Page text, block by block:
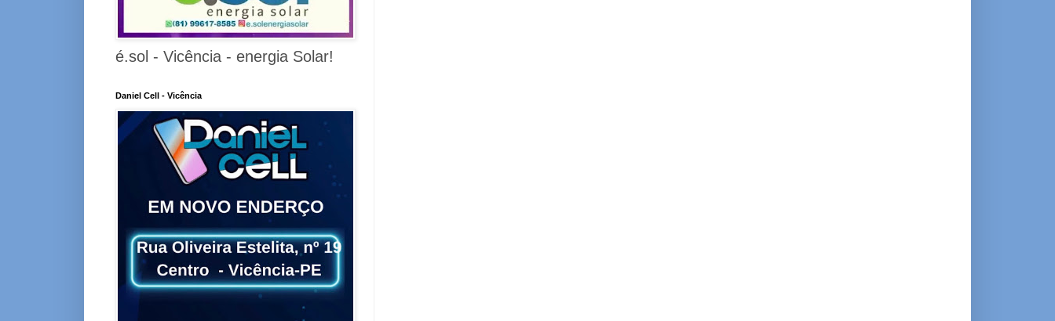
é.sol - Vicência - energia Solar!
Daniel Cell - Vicência